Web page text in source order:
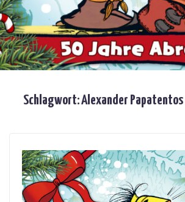
Schlagwort:Alexander Papatentos